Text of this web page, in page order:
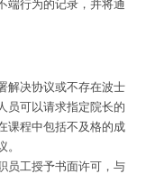
端行为的记录，并将通
解决协议或不存在波士
员可以请求指定院长的
课程中包括不及格的成
员工授予书面许可，与